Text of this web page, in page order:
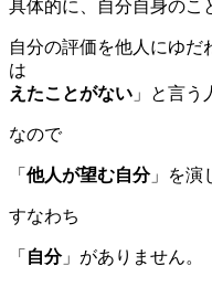
具体的に、自分自身のこ
自分の評価を他人にゆだ
は
えたことがない 」と言う
なので
「 他人が望む自分」を演
すなわち
「 自分」がありません。